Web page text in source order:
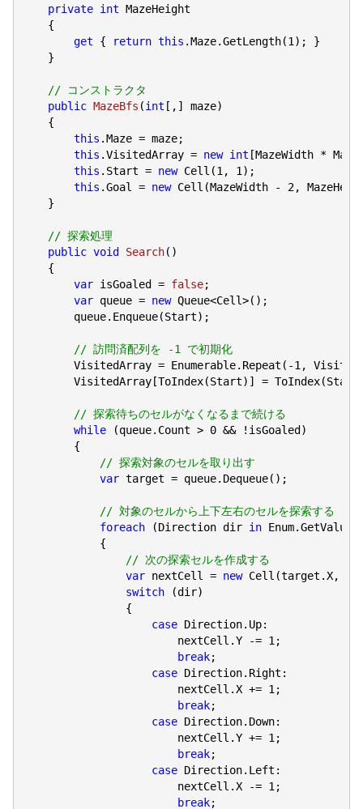
private int MazeHeight
    {
get { return this .Maze.GetLength(1 ); }
    }
// コンストラクタ
public MazeBfs (int [,] maze)
{
this .Maze = maze;
this .VisitedArray = new int [MazeWidth *
this .Start = new Cell(1 , 1 );
this .Goal = new Cell(MazeWidth - 2,
    }
// 探索処理
public void Search( )
{
var isGoaled = false;
var queue = new Queue<Cell>();
        queue.Enqueue(Start);
// 訪問済配列を -1 で初期化
        VisitedArray = Enumerable.Repeat(
-1 ,
VisitedArray[ToIndex(Start)] =
// 探索待ちのセルがなくなるまで続ける
while (queue.Count > 0 && !isGoaled)
        {
// 探索対象のセルを取り出す
var target = queue.Dequeue();
// 対象のセルから上下左右のセルを探索する
foreach (Direction dir in
            {
// 次の探索セルを作成する
var nextCell = new Cell(target.X,
switch (dir)
                {
case Direction.Up:
                        nextCell.Y -=
1 ;
break;
case Direction.Right:
                        nextCell.X +=
1 ;
break;
case Direction.Down:
                        nextCell.Y +=
1 ;
break;
case Direction.Left:
                        nextCell.X -=
1 ;
break;